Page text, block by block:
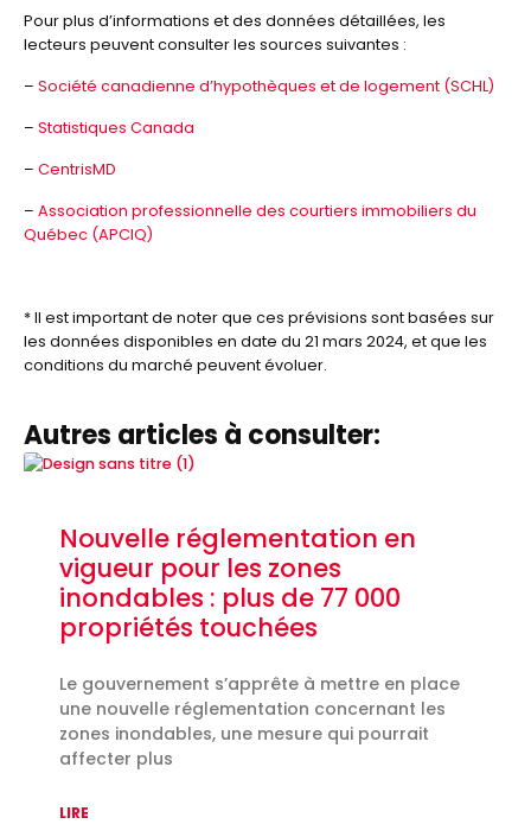
Pour plus d’informations et des données détaillées, les
lecteurs peuvent consulter les sources suivantes :
– Société canadienne d’hypothèques et de logement (SCHL)
– Statistiques Canada
– CentrisMD
– Association professionnelle des courtiers immobiliers du
Québec (APCIQ)
* Il est important de noter que ces prévisions sont basées sur
les données disponibles en date du 21 mars 2024, et que les
conditions du marché peuvent évoluer.
Autres articles à consulter:
Nouvelle réglementation en
vigueur pour les zones
inondables : plus de 77 000
propriétés touchées
Le gouvernement s’apprête à mettre en place
une nouvelle réglementation concernant les
zones inondables, une mesure qui pourrait
affecter plus
LIRE